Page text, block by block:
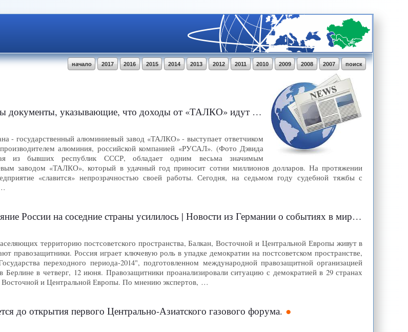
поиск
2007
2008
2009
2010
2011
2012
2013
2014
2015
2016
2017
начало
что доходы от «ТАЛКО» идут в карманы родственников Рахмона
- государственный алюминиевый завод «ТАЛКО» - выступает ответчиком
алюминия, российской компанией «РУСАЛ». (Фото Дэвида
из бывших республик СССР, обладает одним весьма значимым
заводом «ТАЛКО», который в удачный год приносит сотни миллионов долларов. На протяжении
«славится» непрозрачностью своей работы. Сегодня, на седьмом году судебной тяжбы с
России на соседние страны усилилось | Новости из Германии о событиях в мире
территорию постсоветского пространства, Балкан, Восточной и Центральной Европы живут в
правозащитники. Россия играет ключевую роль в упадке демократии на постсоветском пространстве,
переходного периода-2014", подготовленном международной правозащитной организацией
в четверг, 12 июня. Правозащитники проанализировали ситуацию с демократией в 29 странах
Восточной и Центральной Европы. По мнению экспертов, …
до открытия первого Центрально-Азиатского газового форума.